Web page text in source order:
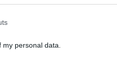
personal data.